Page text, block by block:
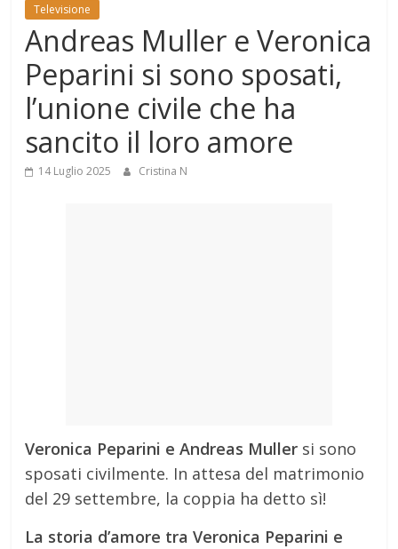
Mondo
Televisione
Andreas Muller e Veronica
Peparini si sono sposati,
l’unione civile che ha
sancito il loro amore
14 Luglio 2025 Cristina N
Veronica Peparini e Andreas Muller si sono
sposati civilmente. In attesa del matrimonio
del 29 settembre, la coppia ha detto sì!
La storia d’amore tra Veronica Peparini e